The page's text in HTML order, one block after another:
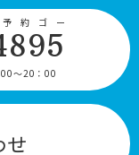
約ゴー
00〜20：00
せ